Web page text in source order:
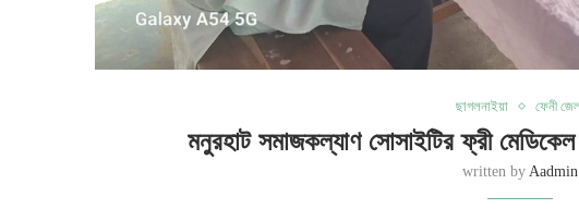
ছাগলনাইয়া ফেনী
মনুরহাট সমাজকল্যাণ সোসাইটির ফ্রী
written by Aadmin